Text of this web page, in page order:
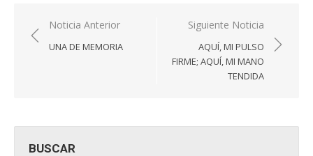
Navegación
de
Noticia Anterior
UNA DE MEMORIA
Siguiente Noticia
AQUÍ, MI PULSO
FIRME; AQUÍ, MI MANO
TENDIDA
BUSCAR